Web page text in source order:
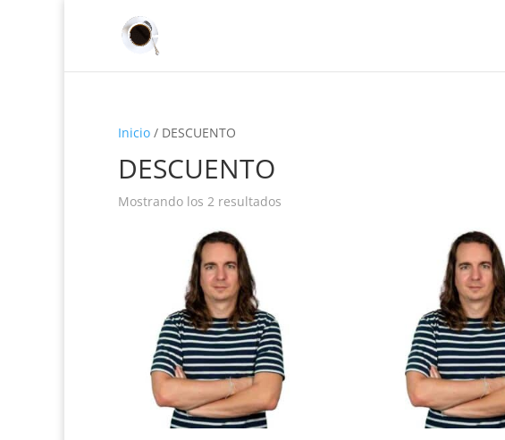
Inicio / DESCUENTO
DESCUENTO
Mostrando los 2 resultados